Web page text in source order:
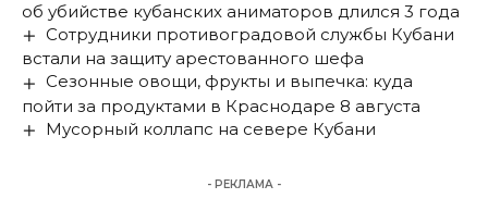
об убийстве кубанских аниматоров длился 3 года
Сотрудники противоградовой службы Кубани
встали на защиту арестованного шефа
Сезонные овощи, фрукты и выпечка: куда
пойти за продуктами в Краснодаре 8 августа
Мусорный коллапс на севере Кубани
- РЕКЛАМА -